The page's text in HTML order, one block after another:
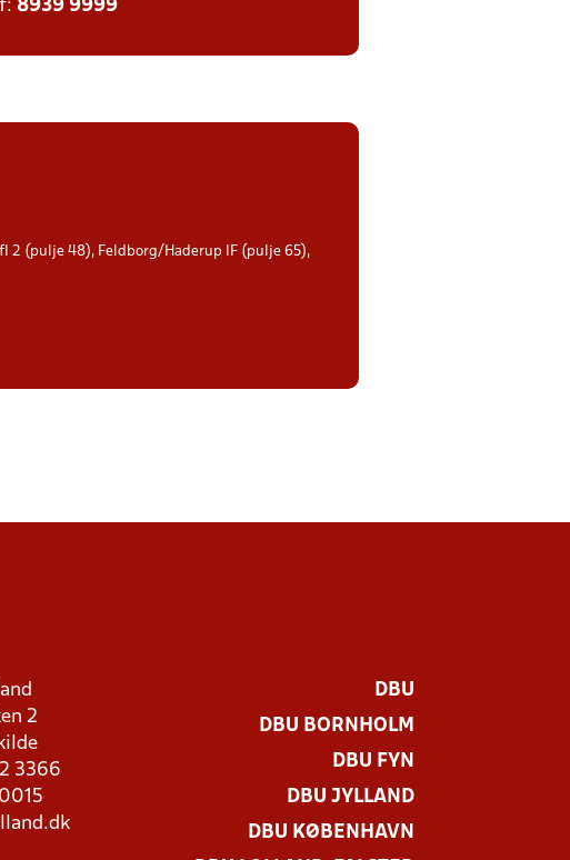
8939 9999
2 (pulje 48), Feldborg/Haderup IF (pulje 65),
2
3366
DBU
DBU BORNHOLM
DBU FYN
DBU JYLLAND
DBU KØBENHAVN